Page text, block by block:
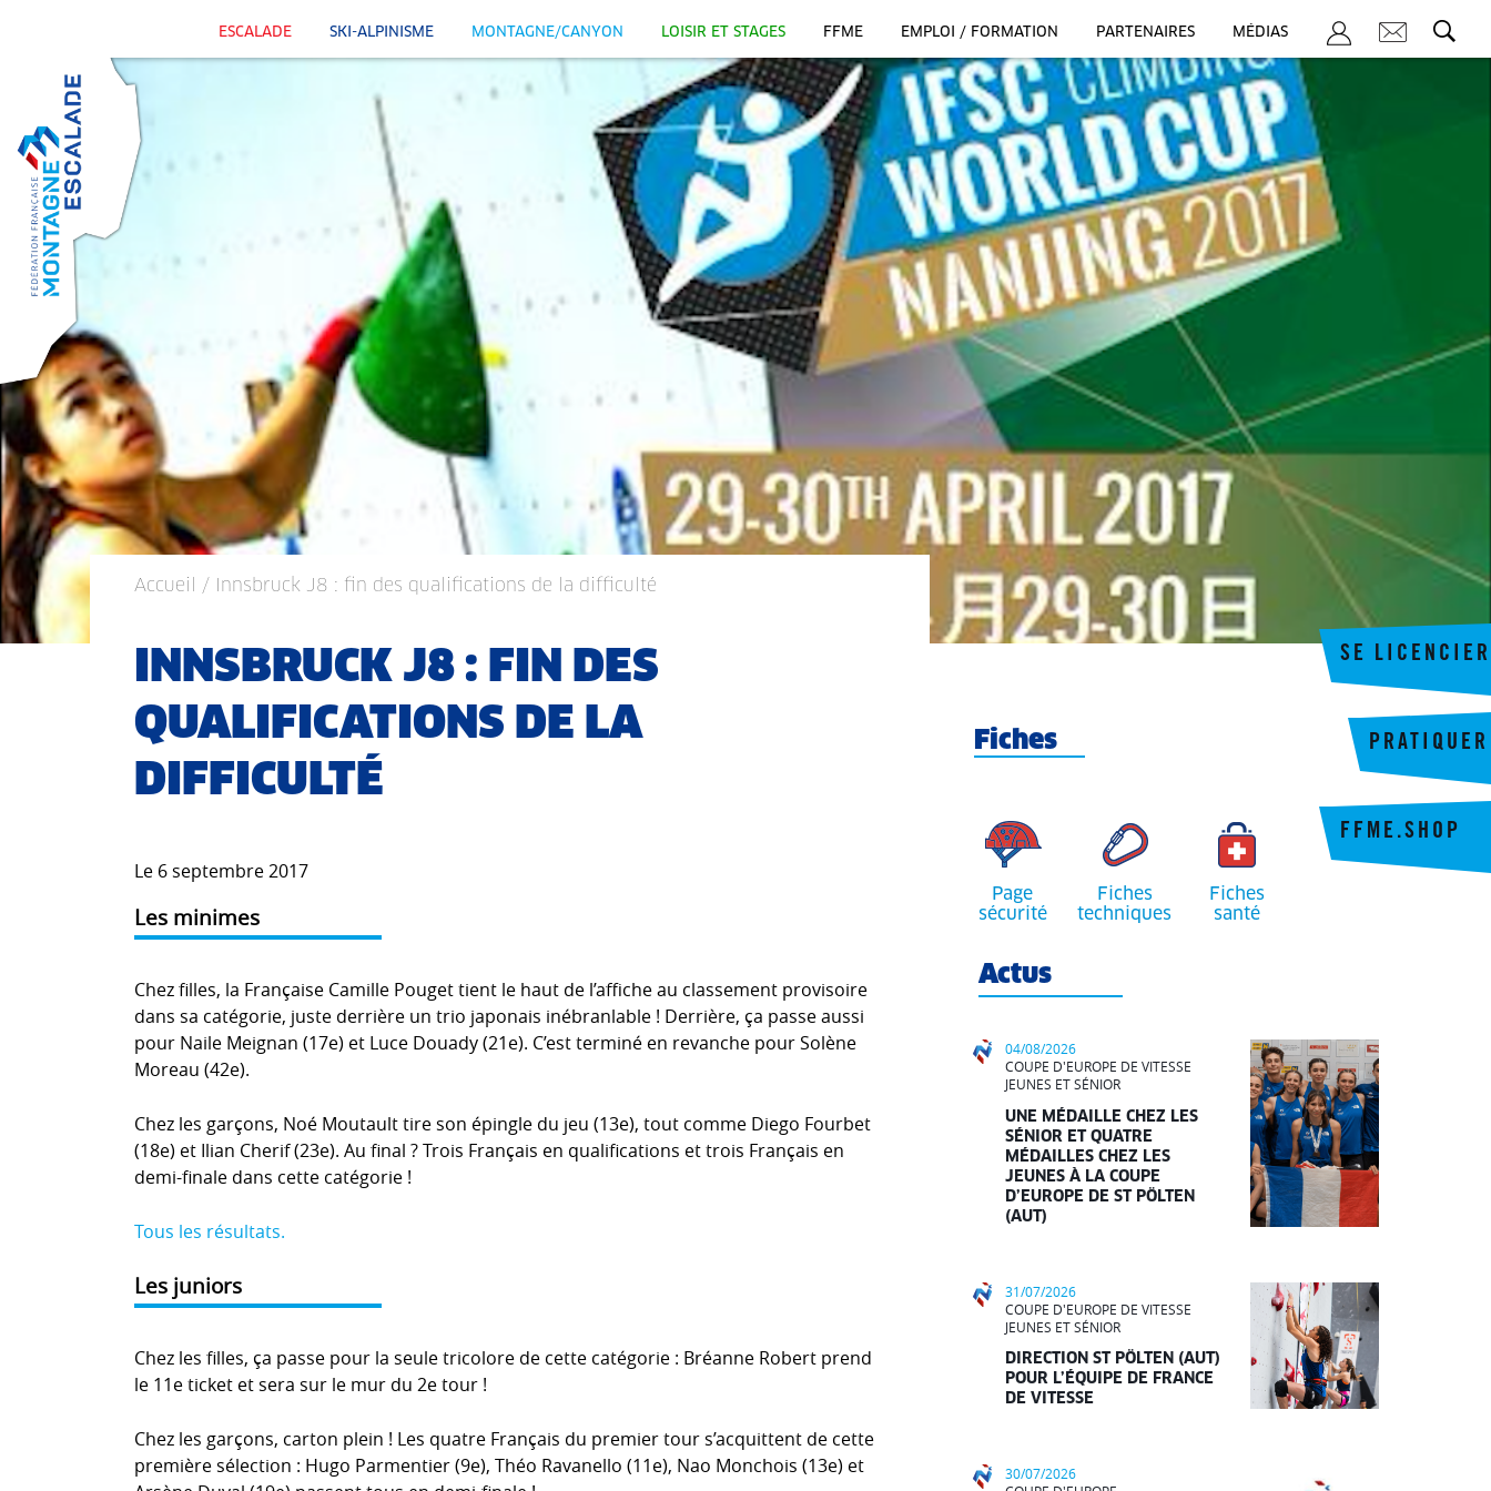
ESCALADE SKI-ALPINISME MONTAGNE/CANYON LOISIR ET STAGES FFME EMPLOI / FORMATION PARTENAIRES MÉDIAS
SE LICENCIER
FFME.SHOP
PRATIQUER
Accueil / Innsbruck J8 : fin des qualifications de la difficulté
INNSBRUCK J8 : FIN DES
QUALIFICATIONS DE LA
DIFFICULTÉ
Le 6 septembre 2017
Les minimes
Chez filles, la Française Camille Pouget tient le haut de l’affiche au classement provisoire
dans sa catégorie, juste derrière un trio japonais inébranlable ! Derrière, ça passe aussi
pour Naile Meignan (17e) et Luce Douady (21e). C’est terminé en revanche pour Solène
Moreau (42e).
Chez les garçons, Noé Moutault tire son épingle du jeu (13e), tout comme Diego Fourbet
(18e) et Ilian Cherif (23e). Au final ? Trois Français en qualifications et trois Français en
demi-finale dans cette catégorie !
Tous les résultats.
Les juniors
Chez les filles, ça passe pour la seule tricolore de cette catégorie : Bréanne Robert prend
le 11e ticket et sera sur le mur du 2e tour !
Chez les garçons, carton plein ! Les quatre Français du premier tour s’acquittent de cette
première sélection : Hugo Parmentier (9e), Théo Ravanello (11e), Nao Monchois (13e) et
Fiches
Page
sécurité
Fiches
techniques
Fiches
santé
Actus
04/08/2026
COUPE D'EUROPE DE VITESSE
JEUNES ET SÉNIOR
UNE MÉDAILLE CHEZ LES
SÉNIOR ET QUATRE
MÉDAILLES CHEZ LES
JEUNES À LA COUPE
D’EUROPE DE ST PÖLTEN
(AUT)
31/07/2026
COUPE D'EUROPE DE VITESSE
JEUNES ET SÉNIOR
DIRECTION ST PÖLTEN (AUT)
POUR L’ÉQUIPE DE FRANCE
DE VITESSE
30/07/2026